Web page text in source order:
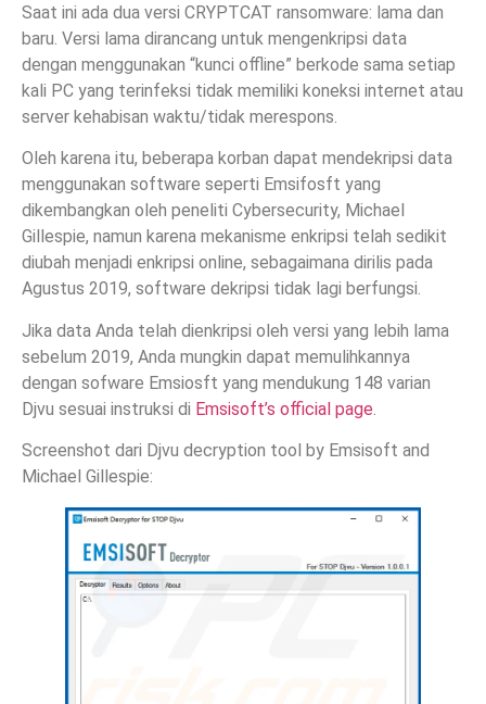
Saat ini ada dua versi CRYPTCAT ransomware: lama dan
baru. Versi lama dirancang untuk mengenkripsi data
dengan menggunakan “kunci offline” berkode sama setiap
kali PC yang terinfeksi tidak memiliki koneksi internet atau
server kehabisan waktu/tidak merespons.
Oleh karena itu, beberapa korban dapat mendekripsi data
menggunakan software seperti Emsifosft yang
dikembangkan oleh peneliti Cybersecurity, Michael
Gillespie, namun karena mekanisme enkripsi telah sedikit
diubah menjadi enkripsi online, sebagaimana dirilis pada
Agustus 2019, software dekripsi tidak lagi berfungsi.
Jika data Anda telah dienkripsi oleh versi yang lebih lama
sebelum 2019, Anda mungkin dapat memulihkannya
dengan sofware Emsiosft yang mendukung 148 varian
Djvu sesuai instruksi di Emsisoft’s official page
Screenshot dari Djvu decryption tool by Emsisoft and
Michael Gillespie: